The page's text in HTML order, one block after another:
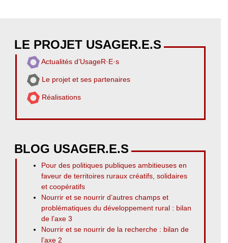
LE PROJET USAGER.E.S
Actualités d’UsageR·E·s
Le projet et ses partenaires
Réalisations
BLOG USAGER.E.S
Pour des politiques publiques ambitieuses en
faveur de territoires ruraux créatifs, solidaires
et coopératifs
Nourrir et se nourrir d’autres champs et
problématiques du développement rural : bilan
de l’axe 3
Nourrir et se nourrir de la recherche : bilan de
l’axe 2